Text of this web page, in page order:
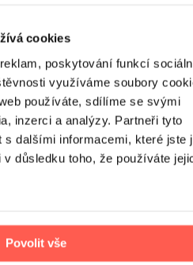
cookies
poskytování funkcí
využíváme soubory
používáte, sdílíme se svými
inzerci a analýzy. Partneři tyto
s dalšími informacemi, které jste
důsledku toho, že používáte
Povolit vše